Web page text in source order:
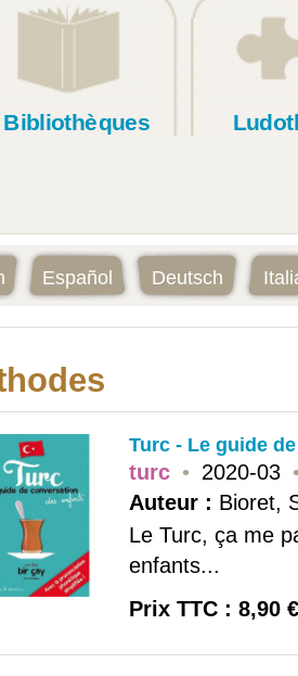
Bibliothèques
Español Deutsch
Turc - Le guide
turc • 2020-03
Auteur : Bioret,
Le Turc, ça me
enfants...
Prix TTC : 8,90 €